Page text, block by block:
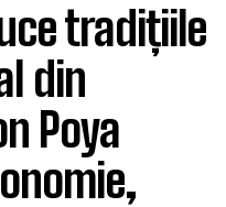
tradițiile
din
Poya